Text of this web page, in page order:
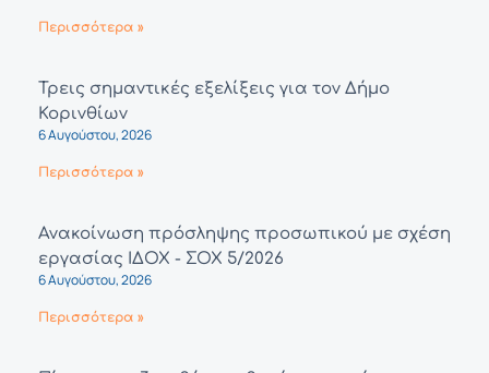
Περισσότερα »
Τρεις σημαντικές εξελίξεις για τον Δήμο
Κορινθίων
6 Αυγούστου, 2026
Περισσότερα »
Ανακοίνωση πρόσληψης προσωπικού με σχέση
εργασίας ΙΔΟΧ - ΣΟΧ 5/2026
6 Αυγούστου, 2026
Περισσότερα »